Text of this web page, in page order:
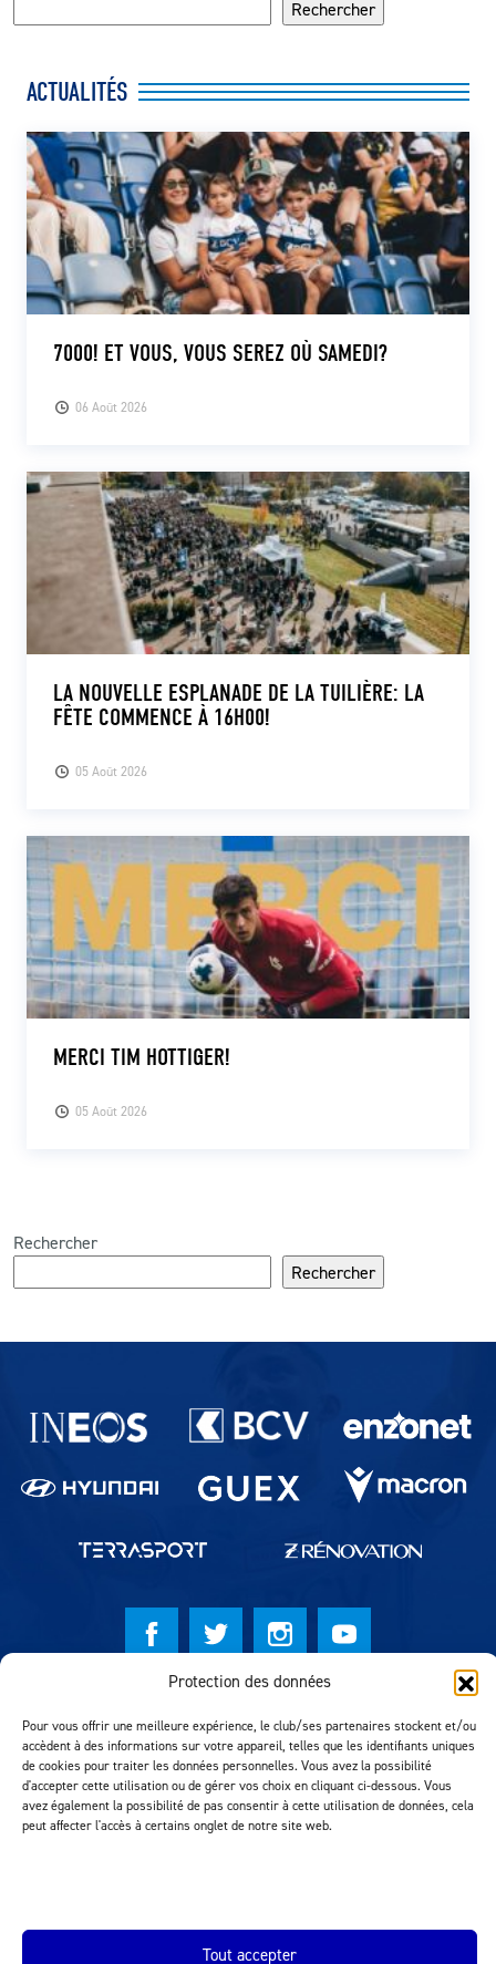
Protection des données
Pour vous offrir une meilleure expérience, le club/ses partenaires stockent et/ou
accèdent à des informations sur votre appareil, telles que les identifiants uniques
de cookies pour traiter les données personnelles. Vous avez la possibilité
d'accepter cette utilisation ou de gérer vos choix en cliquant ci-dessous. Vous
avez également la possibilité de pas consentir à cette utilisation de données, cela
peut affecter l'accès à certains onglet de notre site web.
Tout accepter
Rechercher
ACTUALITÉS
06 Août 2026
7000! ET VOUS, VOUS SEREZ OÙ SAMEDI?
05 Août 2026
LA NOUVELLE ESPLANADE DE LA TUILIÈRE: LA
FÊTE COMMENCE À 16H00!
05 Août 2026
MERCI TIM HOTTIGER!
Rechercher
Rechercher
Partenaires du lausanne-Sport
Réalisation MTM Agency